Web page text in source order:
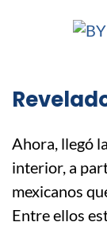
Ahora, llegó
interior, a
mexicanos
Entre ellos